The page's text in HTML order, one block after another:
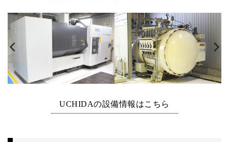
UCHIDAの設備情報はこちら